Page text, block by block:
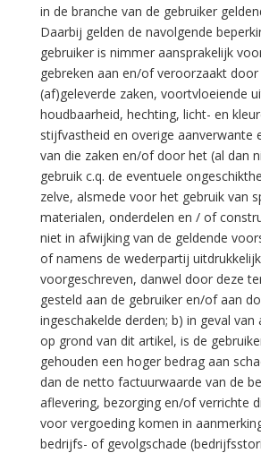
in de branche van de gebruiker
Daarbij gelden de navolgende
gebruiker is nimmer aansprakelijk
gebreken aan en/of veroorzaakt
(af)geleverde zaken, voortvloeiende
houdbaarheid, hechting, licht- en
stijfvastheid en overige aanverwante
van die zaken en/of door het (al dan
gebruik c.q. de eventuele
zelve, alsmede voor het gebruik van
materialen, onderdelen en / of
niet in afwijking van de geldende
of namens de wederpartij
voorgeschreven, danwel door deze
gesteld aan de gebruiker en/of aan
ingeschakelde derden; b) in geval van
op grond van dit artikel, is de
gehouden een hoger bedrag aan
dan de netto factuurwaarde van de
aflevering, bezorging en/of verrichte
voor vergoeding komen in
bedrijfs- of gevolgschade